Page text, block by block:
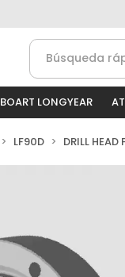
BOART LONGYEAR
LF90D DRILL HEAD